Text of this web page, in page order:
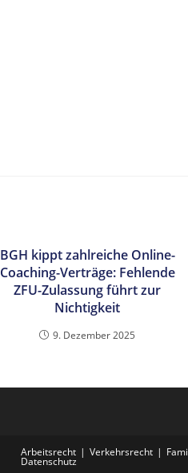
BGH kippt zahlreiche Online-
Coaching-Verträge: Fehlende
ZFU-Zulassung führt zur
Nichtigkeit
9. Dezember 2025
Arbeitsrecht Verkehrsrecht
Datenschutz